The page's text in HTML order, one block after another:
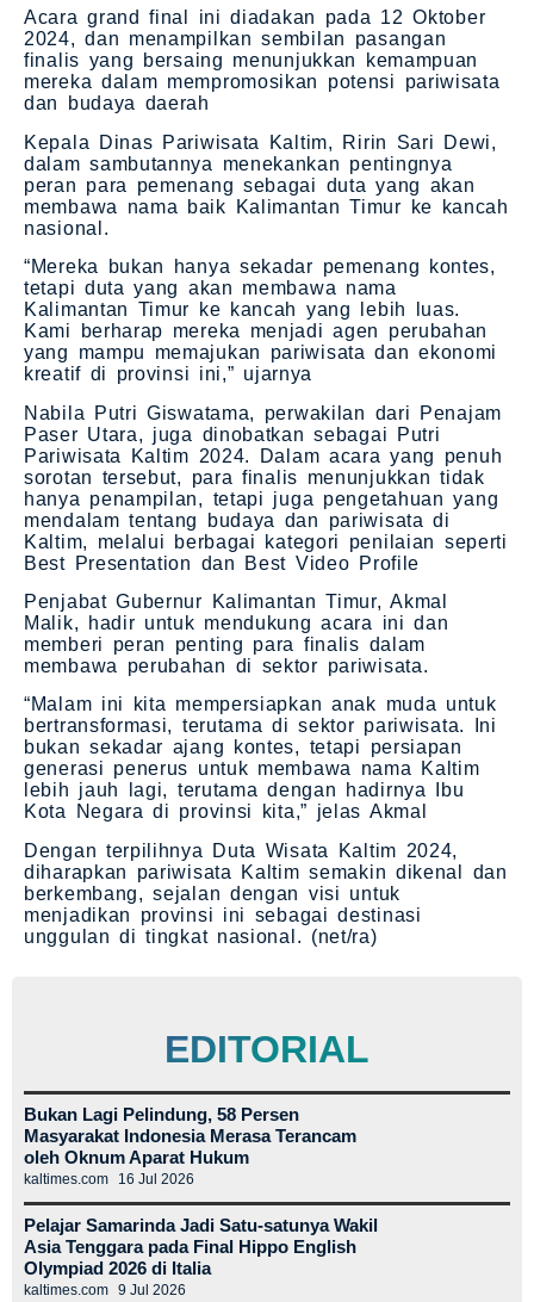
Acara grand final ini diadakan pada 12 Oktober
2024, dan menampilkan sembilan pasangan
finalis yang bersaing menunjukkan kemampuan
mereka dalam mempromosikan potensi pariwisata
dan budaya daerah​​
Kepala Dinas Pariwisata Kaltim, Ririn Sari Dewi,
dalam sambutannya menekankan pentingnya
peran para pemenang sebagai duta yang akan
membawa nama baik Kalimantan Timur ke kancah
nasional.
“Mereka bukan hanya sekadar pemenang kontes,
tetapi duta yang akan membawa nama
Kalimantan Timur ke kancah yang lebih luas.
Kami berharap mereka menjadi agen perubahan
yang mampu memajukan pariwisata dan ekonomi
kreatif di provinsi ini,” ujarnya​
Nabila Putri Giswatama, perwakilan dari Penajam
Paser Utara, juga dinobatkan sebagai Putri
Pariwisata Kaltim 2024. Dalam acara yang penuh
sorotan tersebut, para finalis menunjukkan tidak
hanya penampilan, tetapi juga pengetahuan yang
mendalam tentang budaya dan pariwisata di
Kaltim, melalui berbagai kategori penilaian seperti
Best Presentation dan Best Video Profile​
Penjabat Gubernur Kalimantan Timur, Akmal
Malik, hadir untuk mendukung acara ini dan
memberi peran penting para finalis dalam
membawa perubahan di sektor pariwisata.
“Malam ini kita mempersiapkan anak muda untuk
bertransformasi, terutama di sektor pariwisata. Ini
bukan sekadar ajang kontes, tetapi persiapan
generasi penerus untuk membawa nama Kaltim
lebih jauh lagi, terutama dengan hadirnya Ibu
Kota Negara di provinsi kita,” jelas Akmal​
Dengan terpilihnya Duta Wisata Kaltim 2024,
diharapkan pariwisata Kaltim semakin dikenal dan
berkembang, sejalan dengan visi untuk
menjadikan provinsi ini sebagai destinasi
unggulan di tingkat nasional. (net/ra)
EDITORIAL
Bukan Lagi Pelindung, 58 Persen
Masyarakat Indonesia Merasa Terancam
oleh Oknum Aparat Hukum
kaltimes.com 16 Jul 2026
Pelajar Samarinda Jadi Satu-satunya Wakil
Asia Tenggara pada Final Hippo English
Olympiad 2026 di Italia
kaltimes.com 9 Jul 2026